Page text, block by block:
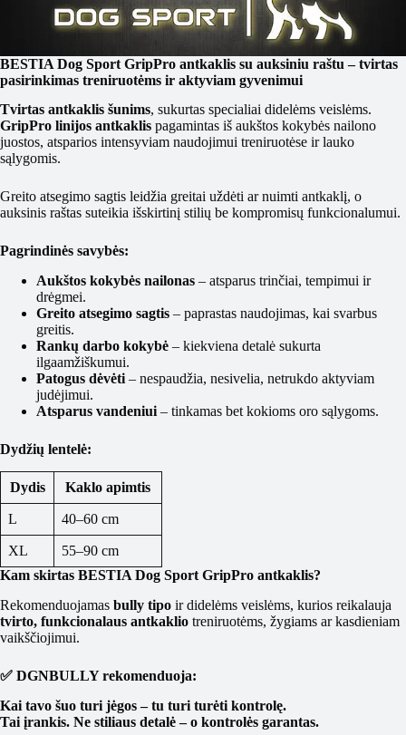
BESTIA Dog Sport GripPro antkaklis su auksiniu raštu – tvirtas
pasirinkimas treniruotėms ir aktyviam gyvenimui
Tvirtas antkaklis šunims, sukurtas specialiai didelėms veislėms.
GripPro linijos antkaklis pagamintas iš aukštos kokybės nailono
juostos, atsparios intensyviam naudojimui treniruotėse ir lauko
sąlygomis.
Greito atsegimo sagtis leidžia greitai uždėti ar nuimti antkaklį, o
auksinis raštas suteikia išskirtinį stilių be kompromisų funkcionalumui.
Pagrindinės savybės:
Aukštos kokybės nailonas – atsparus trinčiai, tempimui ir
drėgmei.
Greito atsegimo sagtis – paprastas naudojimas, kai svarbus
greitis.
Rankų darbo kokybė – kiekviena detalė sukurta
ilgaamžiškumui.
Patogus dėvėti – nespaudžia, nesivelia, netrukdo aktyviam
judėjimui.
Atsparus vandeniui – tinkamas bet kokioms oro sąlygoms.
Dydžių lentelė:
Dydis Kaklo apimtis
L 40–60 cm
XL
55–90 cm
Kam skirtas BESTIA Dog Sport GripPro antkaklis?
Rekomenduojamas bully tipo ir didelėms veislėms, kurios reikalauja
tvirto, funkcionalaus antkaklio treniruotėms, žygiams ar kasdieniam
vaikščiojimui.
✅ DGNBULLY rekomenduoja:
Kai tavo šuo turi jėgos – tu turi turėti kontrolę.
Tai įrankis. Ne stiliaus detalė – o kontrolės garantas.